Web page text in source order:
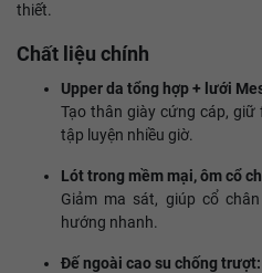
thiết.
Chất liệu chính
Upper da tổng hợp + lưới
Tạo thân giày cứng cáp,
tập luyện nhiều giờ.
Lót trong mềm mại, ôm cổ
Giảm ma sát, giúp cổ
hướng nhanh.
Đế ngoài cao su chống trượt: